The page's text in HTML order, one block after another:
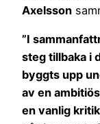
Axelsson
”I
steg tillbaka i
byggts upp
av en
en vanlig